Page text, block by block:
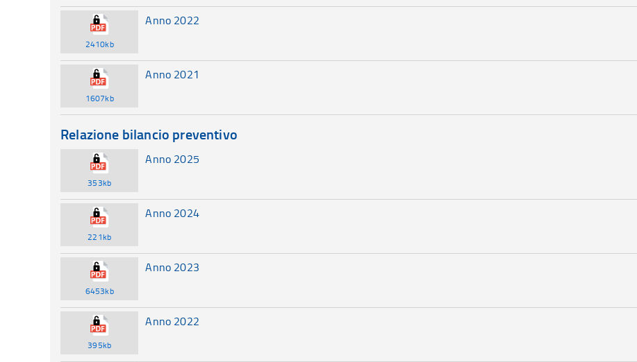
2410kb
Anno 2022
1607kb
Anno 2021
Relazione bilancio preventivo
353kb
Anno 2025
221kb
Anno 2024
6453kb
Anno 2023
395kb
Anno 2022